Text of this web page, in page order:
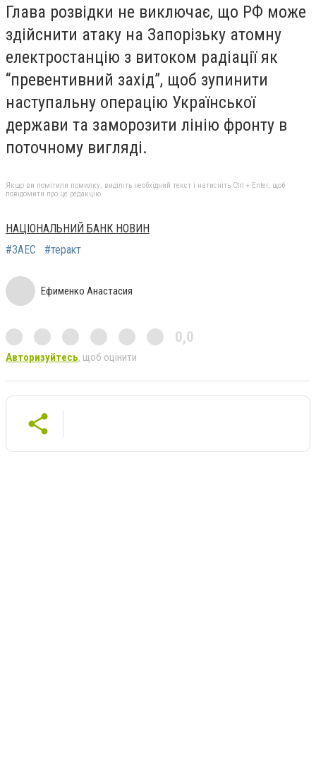
Глава розвідки не виключає, що РФ може
здійснити атаку на Запорізьку атомну
електростанцію з витоком радіації як
“превентивний захід”, щоб зупинити
наступальну операцію Української
держави та заморозити лінію фронту в
поточному вигляді.
Якщо ви помітили помилку, виділіть необхідний текст і натисніть Ctrl + Enter, щоб
повідомити про це редакцію
НАЦІОНАЛЬНИЙ БАНК НОВИН
#ЗАЕС
#теракт
Ефименко Анастасия
0,0
Авторизуйтесь, щоб оцінити